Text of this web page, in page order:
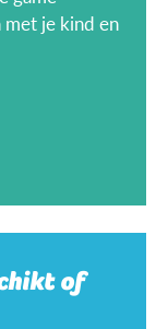
met je kind en
of